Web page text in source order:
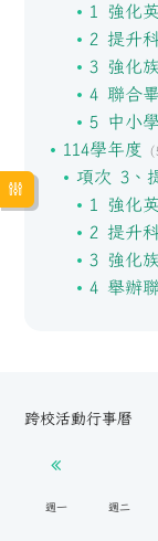
1 強化
2 提升
3 強化
4 聯合
5 中小
114學年度
項次 3、
1 強化
2 提升
3 強化
4 舉辦
跨校活動行事曆
週一 週二